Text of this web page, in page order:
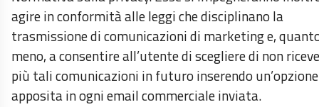
agire in conformità alle leggi che disciplinano la
trasmissione di comunicazioni di marketing e,
meno, a consentire all’utente di scegliere di non
più tali comunicazioni in futuro inserendo un’opzione
apposita in ogni email commerciale inviata.